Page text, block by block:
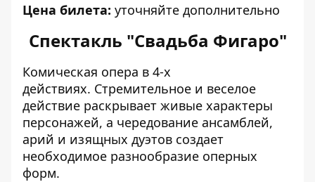
Цена билета: уточняйте дополнительно
Спектакль "Свадьба Фигаро"
Комическая опера в 4-х
действиях. Стремительное и веселое
действие раскрывает живые характеры
персонажей, а чередование ансамблей,
арий и изящных дуэтов создает
необходимое разнообразие оперных
форм.